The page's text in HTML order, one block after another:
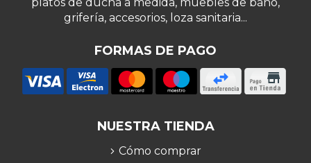
grifería, accesorios, loza sanitaria...
FORMAS DE PAGO
NUESTRA TIENDA
Cómo comprar